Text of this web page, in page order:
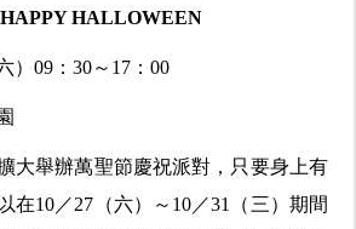
HALLOWEEN
）09：30～17：00
大舉辦萬聖節慶祝派對，只要身上有
在10／27（六）～10／31（三）期間